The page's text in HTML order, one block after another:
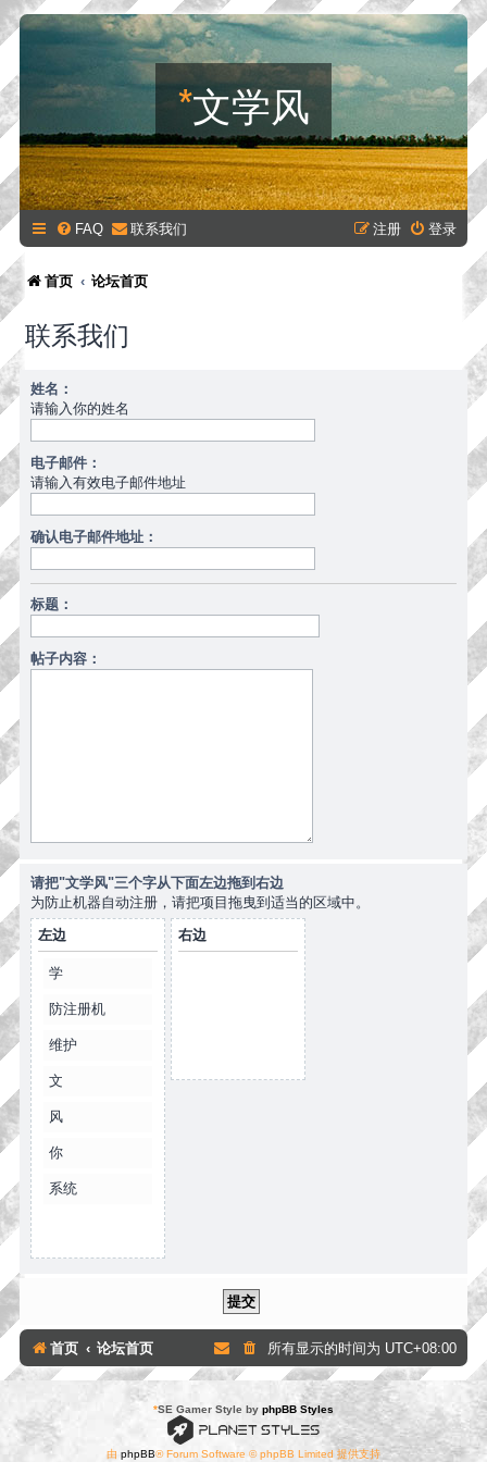
*文学风
FAQ 联系我们 登录
注册
首页 论坛首页
联系我们
姓名：
请输入你的姓名
电子邮件：
请输入有效电子邮件地址
确认电子邮件地址：
标题：
帖子内容：
请把"文学风"三个字从下面左边拖到右边
为防止机器自动注册，请把项目拖曳到适当的区域中。
左边
学
防注册机
维护
文
风
你
系统
右边
首页 论坛首页 所有显示的时间为 UTC+08:00
*SE Gamer Style by phpBB Styles
由 phpBB® Forum Software © phpBB Limited 提供支持